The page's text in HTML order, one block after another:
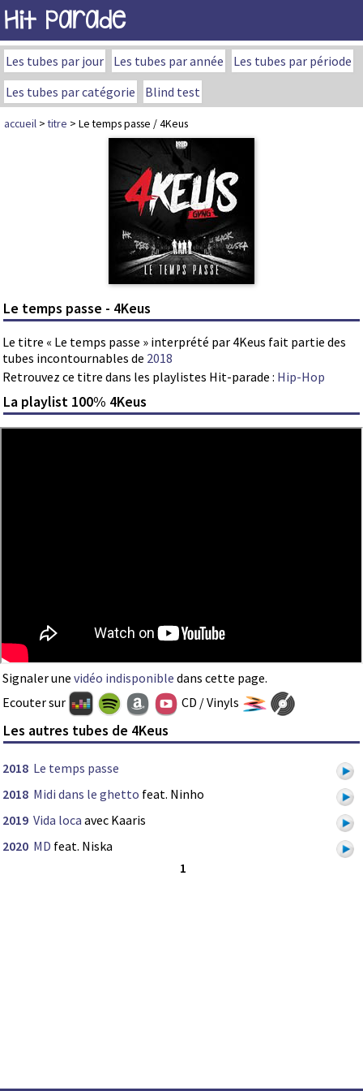
Hit Parade
Les tubes par jour Les tubes par année
Les tubes par période
Les tubes par catégorie
Blind test
accueil >titre > Le temps passe / 4Keus
Le temps passe - 4Keus
Le titre « Le temps passe » interprété par 4Keus fait partie des
tubes incontournables de 2018
Retrouvez ce titre dans les playlistes Hit-parade : Hip-Hop
La playlist 100% 4Keus
Signaler une vidéo indisponible dans cette page.
Ecouter sur
CD / Vinyls
Les autres tubes de 4Keus
2018 Le temps passe
2018 Midi dans le ghetto feat. Ninho
2019 Vida loca avec Kaaris
2020 MD feat. Niska
1